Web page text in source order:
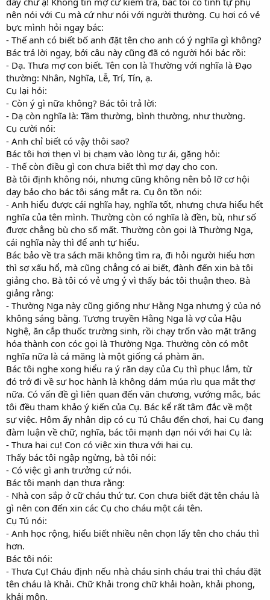
nên nói với Cụ mà cứ như nói với người thường. Cụ hơi có vẻ
bực mình hỏi ngay bác:
- Thế anh có biết bố anh đặt tên cho anh có ý nghĩa gì không?
Bác trả lời ngay, bởi câu này cũng đã có người hỏi bác rồi:
- Dạ. Thưa mợ con biết. Tên con là Thường với nghĩa là Đạo
thường: Nhân, Nghĩa, Lễ, Trí, Tín, ạ.
Cụ lại hỏi:
- Còn ý gì nữa không? Bác tôi trả lời:
- Dạ còn nghĩa là: Tầm thường, bình thường, như thường.
Cụ cười nói:
- Anh chỉ biết có vậy thôi sao?
Bác tôi hơi thẹn vì bị chạm vào lòng tự ái, gặng hỏi:
- Thế còn điều gì con chưa biết thì mợ dạy cho con.
Bà tôi định không nói, nhưng cũng không nên bỏ lỡ cơ hội
dạy bảo cho bác tôi sáng mắt ra. Cụ ôn tồn nói:
- Anh hiểu được cái nghĩa hay, nghĩa tốt, nhưng chưa hiểu hết
nghĩa của tên mình. Thường còn có nghĩa là đền, bù, như số
được chẳng bù cho số mất. Thường còn gọi là Thường Nga,
cái nghĩa này thì để anh tự hiểu.
Bác bảo về tra sách mãi không tìm ra, đi hỏi người hiểu hơn
thì sợ xấu hổ, mà cũng chẳng có ai biết, đành đến xin bà tôi
giảng cho. Bà tôi có vẻ ưng ý vì thấy bác tôi thuận theo. Bà
giảng rằng:
- Thường Nga này cũng giống như Hằng Nga nhưng ý của nó
không sáng bằng. Tương truyền Hằng Nga là vợ của Hậu
Nghệ, ăn cắp thuốc trường sinh, rồi chạy trốn vào mặt trăng
hóa thành con cóc gọi là Thường Nga. Thường còn có một
nghĩa nữa là cá măng là một giống cá phàm ăn.
Bác tôi nghe xong hiểu ra ý răn dạy của Cụ thì phục lắm, từ
đó trở đi về sự học hành là không dám múa rìu qua mắt thợ
nữa. Có vấn đề gì liên quan đến văn chương, vướng mắc, bác
tôi đều tham khảo ý kiến của Cụ. Bác kể rất tâm đắc về một
sự việc. Hôm ấy nhân dịp có cụ Tú Châu đến chơi, hai Cụ đang
đàm luận về chữ, nghĩa, bác tôi mạnh dạn nói với hai Cụ là:
- Thưa hai cụ! Con có việc xin thưa với hai cụ.
Thấy bác tôi ngập ngừng, bà tôi nói:
- Có việc gì anh trưởng cứ nói.
Bác tôi mạnh dạn thưa rằng:
- Nhà con sắp ở cữ cháu thứ tư. Con chưa biết đặt tên cháu là
gì nên con đến xin các Cụ cho cháu một cái tên.
Cụ Tú nói:
- Anh học rộng, hiểu biết nhiều nên chọn lấy tên cho cháu thì
hơn.
Bác tôi nói:
- Thưa Cụ! Cháu định nếu nhà cháu sinh cháu trai thì cháu đặt
tên cháu là Khải. Chữ Khải trong chữ khải hoàn, khải phong,
khải môn.